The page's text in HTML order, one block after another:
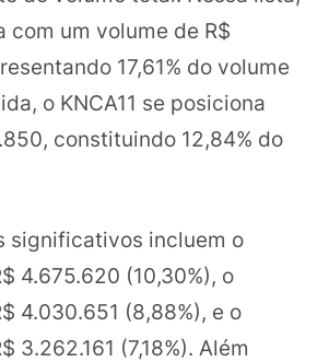
com um volume de R$
17,61% do volume
o KNCA11 se posiciona
constituindo 12,84% do
significativos incluem o
4.675.620 (10,30%), o
4.030.651 (8,88%), e o
3.262.161 (7,18%). Além